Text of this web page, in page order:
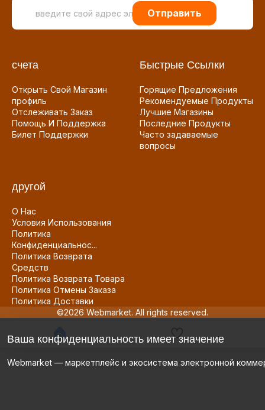
Отправить
счета
Открыть Свой Магазин
профиль
Отслеживать Заказ
Помощь И Поддержка
Билет Поддержки
Быстрые Ссылки
Горящие Предложения
Рекомендуемые Продукты
Лучшие Магазины
Последние Продукты
Часто задаваемые
вопросы
другой
О Нас
Условия Использования
Политика
Конфиденциальнос...
Политика Возврата
Средств
Политика Возврата Товара
Политика Отмены Заказа
Политика Доставки
©2026 Webmarket. All rights reserved.
Ваша конфиденциальность имеет значение
Webmarket — маркетплейс и экосистема электронной